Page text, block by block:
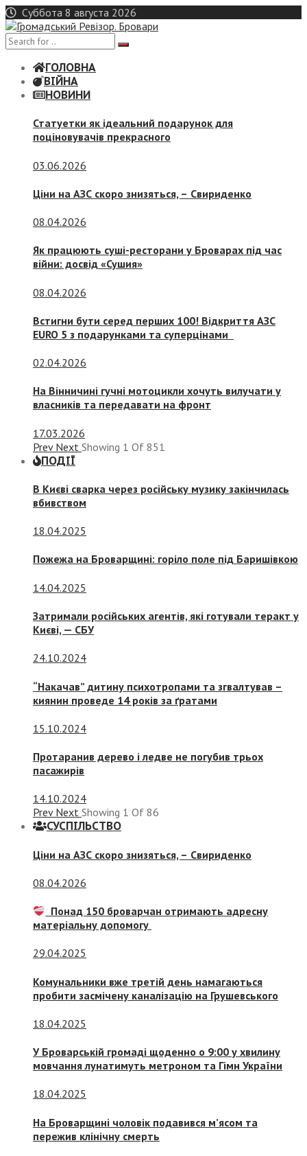
Skip
to
content
Суббота 8 августа 2026
ГОЛОВНА
ВІЙНА
НОВИНИ
Статуетки як ідеальний подарунок для
поціновувачів прекрасного
03.06.2026
Ціни на АЗС скоро знизяться, – Свириденко
08.04.2026
Як працюють суші-ресторани у Броварах під час
війни: досвід «Сушия»
08.04.2026
Встигни бути серед перших 100! Відкриття АЗС
EURO 5 з подарунками та суперцінами
02.04.2026
На Вінничині гучні мотоцикли хочуть вилучати у
власників та передавати на фронт
17.03.2026
Prev Next Showing 1 Of 851
ПОДІЇ
В Києві сварка через російську музику закінчилась
вбивством
18.04.2025
Пожежа на Броварщині: горіло поле під Баришівкою
14.04.2025
Затримали російських агентів, які готували теракт у
Києві, — СБУ
24.10.2024
“Накачав” дитину психотропами та згвалтував –
киянин проведе 14 років за ґратами
15.10.2024
Протаранив дерево і ледве не погубив трьох
пасажирів
14.10.2024
Prev Next Showing 1 Of 86
СУСПIЛЬСТВО
Ціни на АЗС скоро знизяться, – Свириденко
08.04.2026
Понад 150 броварчан отримають адресну
матеріальну допомогу
29.04.2025
Комунальники вже третій день намагаються
пробити засмічену каналізацію на Грушевського
18.04.2025
У Броварській громаді щоденно о 9:00 у хвилину
мовчання лунатимуть метроном та Гімн України
18.04.2025
На Броварщині чоловік подавився м’ясом та
пережив клінічну смерть